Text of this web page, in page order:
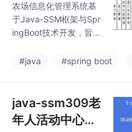
涵盖供应商、商户、平
台管理员及消费者。
t
农场信息化管理系统基
于Java-SSM框架与Spr
ingBoot技术开发，旨在
字化管理。系统采用B/
技术，为中小型农场提
供智能化解决方案。系
统核心模块包括农业生
#java #spring boot
java-ssm309老
年人活动中心健